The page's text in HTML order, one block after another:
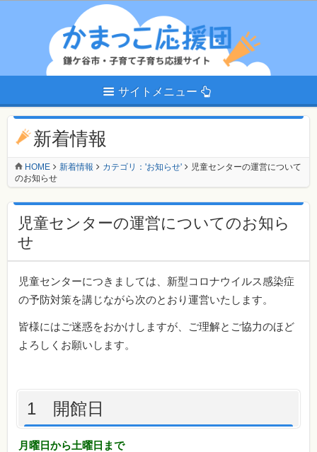
サイトメニュー
新着情報
HOME 新着情報 カテゴリ：'お知らせ'
児童センターの運営について
のお知らせ
児童センターの運営についてのお知ら
せ
児童センターにつきましては、新型コロナウイルス感染症
の予防対策を講じながら次のとおり運営いたします。
皆様にはご迷惑をおかけしますが、ご理解とご協力のほど
よろしくお願いします。
1 開館日
月曜日から土曜日まで